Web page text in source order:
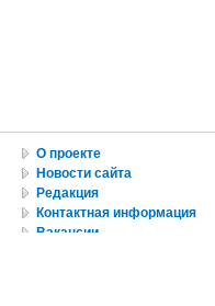
О проекте
Новости сайта
Редакция
Контактная информация
Вакансии